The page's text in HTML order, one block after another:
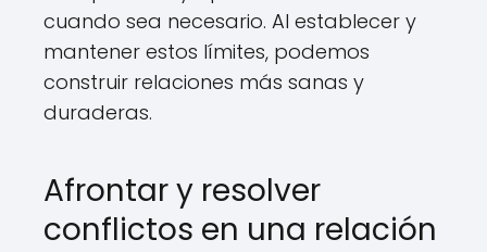
cuando sea necesario. Al establecer y
mantener estos límites, podemos
construir relaciones más sanas y
duraderas.
Afrontar y resolver
conflictos en una relación